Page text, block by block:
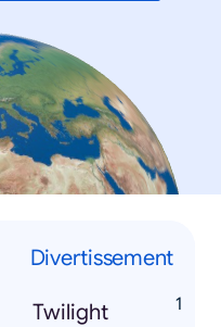
Divertissement
Twilight